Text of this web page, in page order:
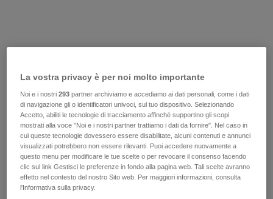
La vostra privacy è per noi molto importante
Noi e i nostri293 partner archiviamo e accediamo ai dati personali, come i dati
di navigazione gli o identificatori univoci, sul tuo dispositivo. Selezionando
Accetto, abiliti le tecnologie di tracciamento affinché supportino gli scopi
mostrati alla voce "Noi e i nostri partner trattiamo i dati da fornire". Nel caso in
cui queste tecnologie dovessero essere disabilitate, alcuni contenuti e annunci
visualizzati potrebbero non essere rilevanti. Puoi accedere nuovamente a
questo menu per modificare le tue scelte o per revocare il consenso facendo
clic sul link Gestisci le preferenze in fondo alla pagina web. Tali scelte avranno
effetto nel contesto del nostro Sito web. Per maggiori informazioni, consulta
l'Informativa sulla privacy.